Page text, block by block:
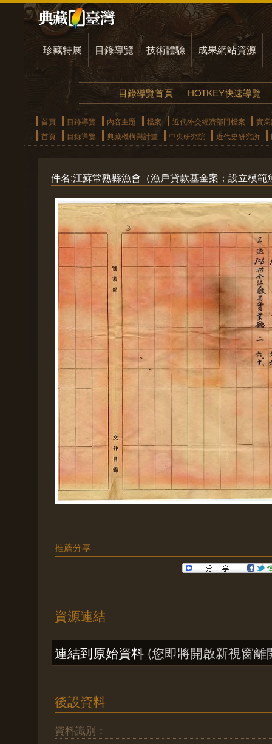
珍藏特展 目錄導覽 技術體驗 成果網站資源
目錄導覽首頁 HOTKEY快速導覽
首頁 目錄導覽 內容主題 檔案 近代外交經濟部門檔案
實
首頁
目錄導覽 典藏機構與計畫 中央研究院 近代史研究所
件名:江蘇常熟縣漁會（漁戶貸款基金案；設立模範
推薦分享
資源連結
連結到原始資料 (您即將開啟新視窗離
後設資料
資料識別：